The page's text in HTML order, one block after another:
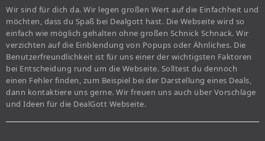
Wir sind für dich da. Wir legen großen Wert auf die Einfachheit und
möchten, dass du Spaß bei Dealgott hast. Die Webseite wird so
einfach wie möglich gehalten ohne großen Schnick Schnack. Wir
verzichten auf die Einblendung von Popups oder Ähnliches. Die
Benutzerfreundlichkeit ist für uns einer der wichtigsten Faktoren
bei Entscheidung rund um die Webseite. Solltest du dennoch
einen Fehler finden, zum Beispiel bei der Darstellung eines Deals,
dann kontaktiere uns gerne. Wir freuen uns auch über Vorschläge
und Ideen für die DealGott Webseite.